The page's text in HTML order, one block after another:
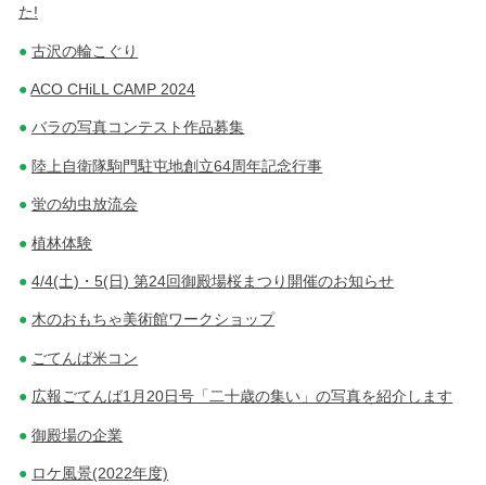
た!
古沢の輪こぐり
ACO CHiLL CAMP 2024
バラの写真コンテスト作品募集
陸上自衛隊駒門駐屯地創立64周年記念行事
蛍の幼虫放流会
植林体験
4/4(土)・5(日) 第24回御殿場桜まつり開催のお知らせ
木のおもちゃ美術館ワークショップ
ごてんば米コン
広報ごてんば1月20日号「二十歳の集い」の写真を紹介します
御殿場の企業
ロケ風景(2022年度)